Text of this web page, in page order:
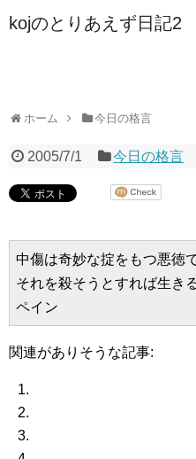
kojのとりあえず日記2
ホーム 今日の格言
2005/7/1 今日の格言
中傷は奇妙な掟をもつ悪徳
それを殺そうとすれば生き
関連がありそうな記事: